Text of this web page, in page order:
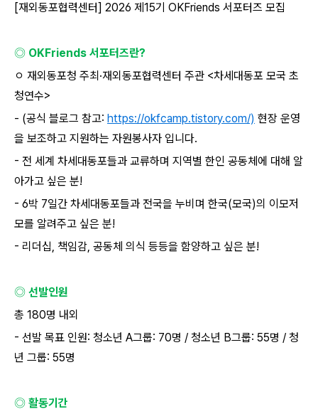
[재외동포협력센터] 2026 제15기 OKFriends 서포터즈 모집
◎ OKFriends 서포터즈란?
ㅇ 재외동포청 주최 ·재외동포협력센터 주관 <차세대동포 모국 초
청연수>
- (공식 블로그 참고: https://okfcamp.tistory.com/) 현장 운영
을 보조하고 지원하는 자원봉사자 입니다.
- 전 세계 차세대동포들과 교류하며 지역별 한인 공동체에 대해 알
아가고 싶은 분!
- 6박 7일간 차세대동포들과 전국을 누비며 한국(모국)의 이모저
모를 알려주고 싶은 분!
- 리더십, 책임감, 공동체 의식 등등을 함양하고 싶은 분!
◎ 선발인원
총 180명 내외
- 선발 목표 인원: 청소년 A그룹: 70명 / 청소년 B그룹: 55명 / 청
년 그룹: 55명
◎ 활동기간